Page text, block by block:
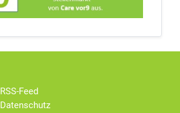
RSS-Feed
Datenschutz